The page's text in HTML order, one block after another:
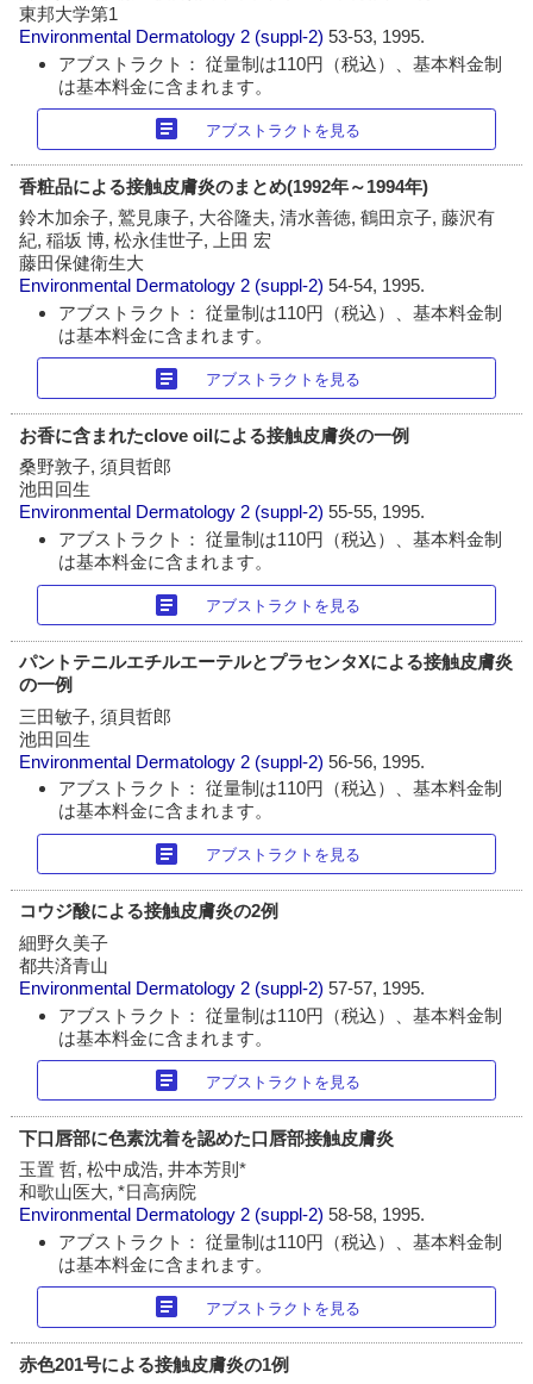
東邦大学第1
Environmental Dermatology 2 (suppl-2)53-53, 1995.
アブストラクト： 従量制は110円（税込）、基本料金制
は基本料金に含まれます。
article アブストラクトを見る
香粧品による接触皮膚炎のまとめ(1992年～1994年)
鈴木加余子, 鷲見康子, 大谷隆夫, 清水善徳, 鶴田京子, 藤沢有
紀, 稲坂 博, 松永佳世子, 上田 宏
藤田保健衛生大
Environmental Dermatology 2 (suppl-2)54-54, 1995.
アブストラクト： 従量制は110円（税込）、基本料金制
は基本料金に含まれます。
article アブストラクトを見る
お香に含まれたclove oilによる接触皮膚炎の一例
桑野敦子, 須貝哲郎
池田回生
Environmental Dermatology 2 (suppl-2)55-55, 1995.
アブストラクト： 従量制は110円（税込）、基本料金制
は基本料金に含まれます。
article アブストラクトを見る
パントテニルエチルエーテルとプラセンタXによる接触皮膚炎
の一例
三田敏子, 須貝哲郎
池田回生
Environmental Dermatology 2 (suppl-2)56-56, 1995.
アブストラクト： 従量制は110円（税込）、基本料金制
は基本料金に含まれます。
article アブストラクトを見る
コウジ酸による接触皮膚炎の2例
細野久美子
都共済青山
Environmental Dermatology 2 (suppl-2)57-57, 1995.
アブストラクト： 従量制は110円（税込）、基本料金制
は基本料金に含まれます。
article アブストラクトを見る
下口唇部に色素沈着を認めた口唇部接触皮膚炎
玉置 哲, 松中成浩, 井本芳則*
和歌山医大, *日高病院
Environmental Dermatology 2 (suppl-2)58-58, 1995.
アブストラクト： 従量制は110円（税込）、基本料金制
は基本料金に含まれます。
article アブストラクトを見る
赤色201号による接触皮膚炎の1例